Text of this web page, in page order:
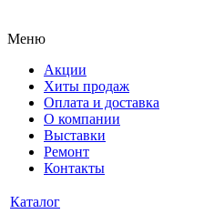
Меню
Акции
Хиты продаж
Оплата и доставка
О компании
Выставки
Ремонт
Контакты
Каталог